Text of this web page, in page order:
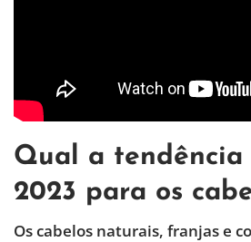
Qual a tendência
2023 para os
Os cabelos naturais, franjas e